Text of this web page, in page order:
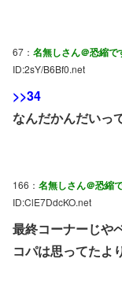
67： 名無しさん＠恐縮
ID:2sY/B6Bf0.net
>>34
なんだかんだいっ
166： 名無しさん＠恐縮
ID:ClE7DdcKO.net
最終コーナーじや
コパは思ってたよ